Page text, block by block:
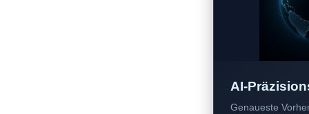
AI-
Genaueste